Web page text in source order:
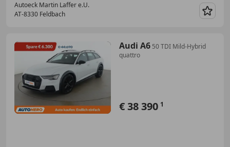
Autoeck Martin Laffer e.U.
AT-8330 Feldbach
Audi A6 50 TDI Mild-Hybrid
quattro
€ 38 390 1